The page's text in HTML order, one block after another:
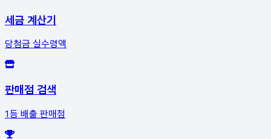
세금 계산기
당첨금 실수령액
판매점 검색
1등 배출 판매점